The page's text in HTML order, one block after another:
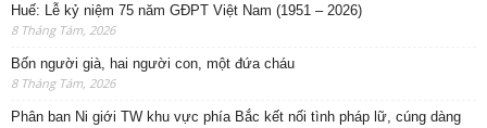
Huế: Lễ kỷ niệm 75 năm GĐPT Việt Nam (1951 – 2026)
8 Tháng Tám, 2026
Bốn người già, hai người con, một đứa cháu
8 Tháng Tám, 2026
Phân ban Ni giới TW khu vực phía Bắc kết nối tình pháp lữ, cúng dàng